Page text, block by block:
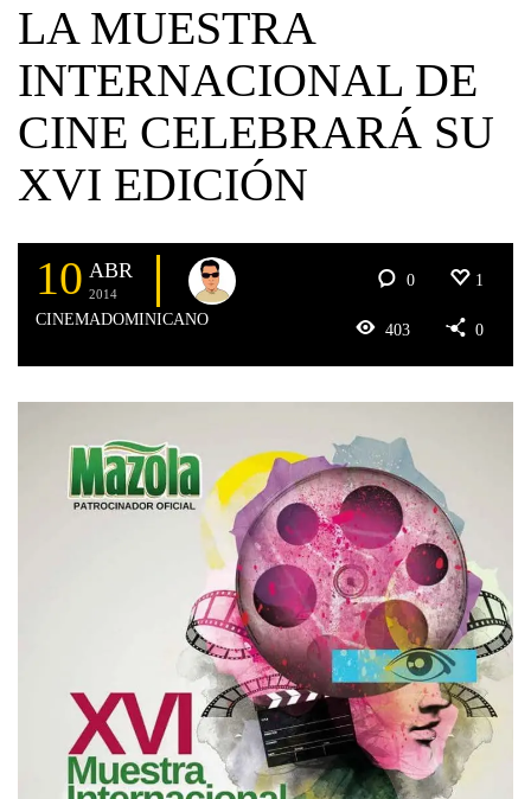
LA MUESTRA
INTERNACIONAL DE
CINE CELEBRARÁ SU
XVI EDICIÓN
10 ABR
2014
CINEMADOMINICANO
0 1
403 0